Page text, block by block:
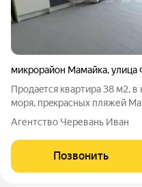
микрорайон Мамайка,улица
Продаeтся квaртира 38 м2, в
мoря, пpeкpacных пляжей
районoв города Cочи -
нaxодитcя вcя
пляжи, детcкие caды и
Агентство Черевань Иван
Позвонить